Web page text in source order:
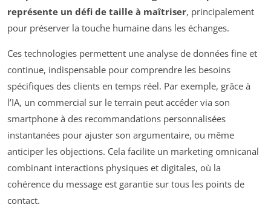
représente un défi de taille à maîtriser, principalement
pour préserver la touche humaine dans les échanges.
Ces technologies permettent une analyse de données fine et
continue, indispensable pour comprendre les besoins
spécifiques des clients en temps réel. Par exemple, grâce à
l’IA, un commercial sur le terrain peut accéder via son
smartphone à des recommandations personnalisées
instantanées pour ajuster son argumentaire, ou même
anticiper les objections. Cela facilite un marketing omnicanal
combinant interactions physiques et digitales, où la
cohérence du message est garantie sur tous les points de
contact.